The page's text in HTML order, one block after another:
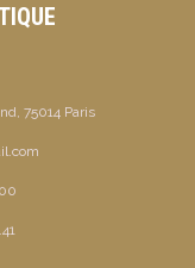
75014 Paris